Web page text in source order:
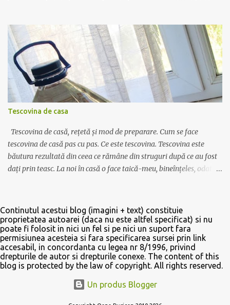
hartie si se coace ca orice blat de pandispan. Dupa ce o scoateti din
cuptor, o lasati sa se raceasca apoi o taiati in doua jumatati, pe
verticala. Crema: un pachet de margarina la temperatura camerei,
o cutie mica de frisca lichida vegetala, 5-6 linguri de zahar pudra,
intaritor de frisca 1-2 pliculete, o lingurita de cacao, esenta de rom.
Margarina se mixeaza pana devine ca o spuma apoi se adauga
frisca lichida si se continua mixatul pana cand crema isi dubleaza
mixeaza din nou pt 10-20 de secunde, apoi se adauga esen...
Tescovina de casa
Tescovina de casă, rețetă și mod de preparare. Cum se face
tescovina de casă pas cu pas. Ce este tescovina. Tescovina este
băutura rezultată din ceea ce rămâne din struguri după ce au fost
dați prin teasc. La noi în casă o face taică-meu, bineînțeles, odată
din zeamă e bine să rămână acolo. Apoi se pune boasca în saci de
plastic și se așteaptă măcar câteva zile. O puteți lăsa deoparte și 2-
3 luni, nu e nici o problemă. Apoi se pune într-un cazan de felul
celui din poză (dar e mult mai bine să fie din cupru), cazanul să nu
fie plin ochi, să rămână spațiu cam de o palmă. Apoi se pune
capacul peste cazan și se lipește de jur împrejurul vasului cu un
aluat făcut din făină cu apă. Un pic de aluat se pune și în partea de
sus, de unde iese țeava de cupru, ca să etanșeizeze vasul. Astfel,
Continutul acestui blog (imagini + text) constituie
proprietatea autoarei (daca nu este altfel specificat) si nu
poate fi folosit in nici un fel si pe nici un suport fara
permisiunea acesteia si fara specificarea sursei prin link
accesabil, in concordanta cu legea nr 8/1996, privind
drepturile de autor si drepturile conexe. The content of this
blog is protected by the law of copyright. All rights reserved.
Un produs Blogger